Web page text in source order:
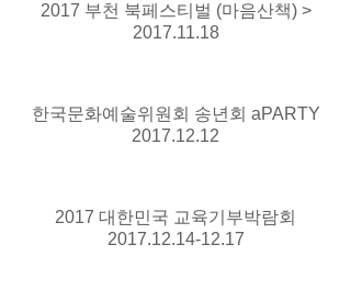
2017 부천 북페스티벌 (마음산책) >
2017.11.18
한국문화예술위원회 송년회 aPARTY
2017.12.12
2017 대한민국 교육기부박람회
2017.12.14-12.17